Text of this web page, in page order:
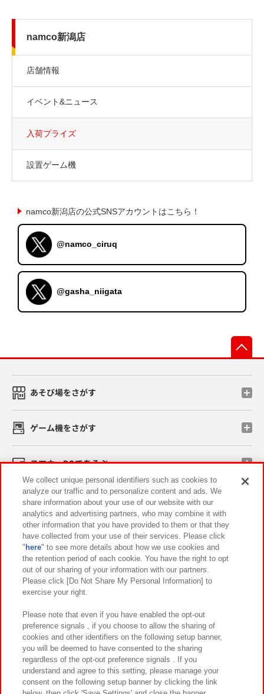
namco新潟店
店舗情報
イベント&ニュース
入荷プライズ
設置ゲーム機
namco新潟店の公式SNSアカウントはこちら！
@namco_ciruq
@gasha_niigata
あそび場をさがす
ゲーム機をさがす
スマホ・PCであそぶ
イベント・キャンペーン
関連会社 サステナビリティ サイトポリシー
プライバシーポリシー ウェブアクセシビリティ方針と検証結果
お取引先さまとともに
カスタマーハラスメント対応方針 よくあるご質問・お問い合わせ
We collect unique personal identifiers such as cookies to
analyze our traffic and to personalize content and ads. We
share information about your use of our website with our
analytics and advertising partners, who may combine it with
other information that you have provided to them or that they
have collected from your use of their services. Please click
" here" to see more details about how we use cookies and
the retention period of each cookie. You have the right to opt
out of our sharing of your information with our partners.
Please click [Do Not Share My Personal Information] to
exercise your right.
Please note that even if you have enabled the opt-out
preference signals , if you choose to allow the sharing of
cookies and other identifiers on the following setup banner,
you will be deemed to have consented to the sharing
regardless of the opt-out preference signals . If you
understand and agree to this setting, please manage your
consent on the following setup banner by clicking the link